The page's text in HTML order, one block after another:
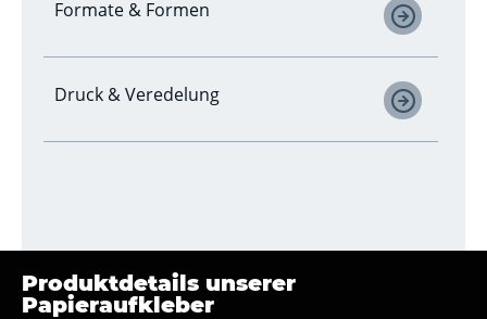
Formate & Formen
Druck & Veredelung
Produktdetails unserer
Papieraufkleber